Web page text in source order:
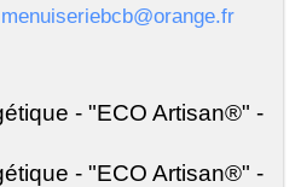
menuiseriebcb@orange.fr
- "ECO Artisan®" -
- "ECO Artisan®" -